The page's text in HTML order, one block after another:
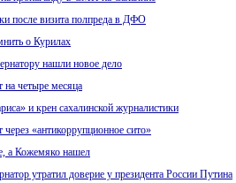
после визита полпреда в ДФО
о Курилах
нашли новое дело
на четыре месяца
и крен сахалинской журналистики
«антикоррупционное сито»
а Кожемяко нашел
утратил доверие у президента России Путина